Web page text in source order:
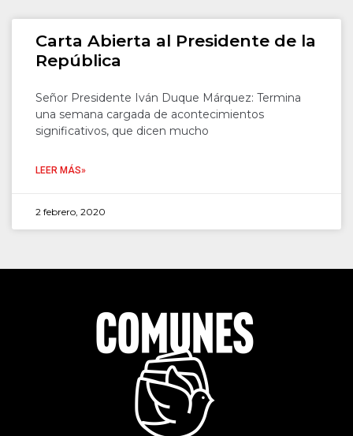
Carta Abierta al Presidente de la
República
Señor Presidente Iván Duque Márquez: Termina
una semana cargada de acontecimientos
significativos, que dicen mucho
LEER MÁS»
2 febrero, 2020